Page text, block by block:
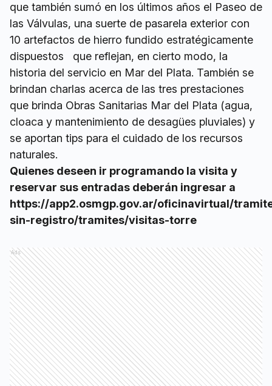
que también sumó en los últimos años el Paseo de
las Válvulas, una suerte de pasarela exterior con
10 artefactos de hierro fundido estratégicamente
dispuestos que reflejan, en cierto modo, la
historia del servicio en Mar del Plata. También se
brindan charlas acerca de las tres prestaciones
que brinda Obras Sanitarias Mar del Plata (agua,
cloaca y mantenimiento de desagües pluviales) y
se aportan tips para el cuidado de los recursos
naturales.
Quienes deseen ir programando la visita y
reservar sus entradas deberán ingresar a
https://app2.osmgp.gov.ar/oficinavirtual/
sin-registro/tramites/visitas-torre
Ads